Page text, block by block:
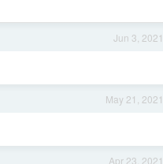
Jun 3, 2021
May 21, 2021
Apr 23, 2021